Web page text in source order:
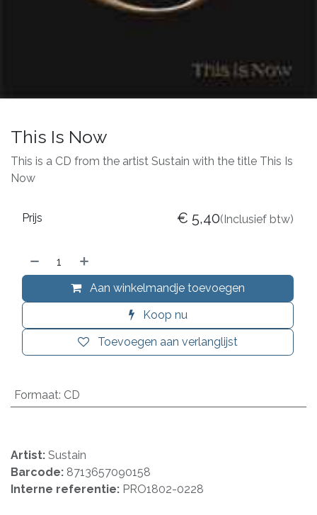
This Is Now
This is a CD from the artist Sustain with the title This Is
Now
Aan winkelmandje toevoegen
Koop nu
Toevoegen aan verlanglijst
Prijs € 5,40(Inclusief btw)
Formaat: CD
Artist: Sustain
Barcode: 8713657090158
Interne referentie: PRO1802-0228